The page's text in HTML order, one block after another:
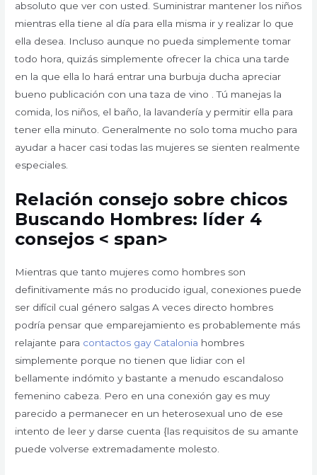
absoluto que ver con usted. Suministrar mantener los niños
mientras ella tiene al día para ella misma ir y realizar lo que
ella desea. Incluso aunque no pueda simplemente tomar
todo hora, quizás simplemente ofrecer la chica una tarde
en la que ella lo hará entrar una burbuja ducha apreciar
bueno publicación con una taza de vino . Tú manejas la
comida, los niños, el baño, la lavandería y permitir ella para
tener ella minuto. Generalmente no solo toma mucho para
ayudar a hacer casi todas las mujeres se sienten realmente
especiales.
Relación consejo sobre chicos
Buscando Hombres: líder 4
consejos < span>
Mientras que tanto mujeres como hombres son
definitivamente más no producido igual, conexiones puede
ser difícil cual género salgas A veces directo hombres
podría pensar que emparejamiento es probablemente más
relajante para contactos gay Catalonia hombres
simplemente porque no tienen que lidiar con el
bellamente indómito y bastante a menudo escandaloso
femenino cabeza. Pero en una conexión gay es muy
parecido a permanecer en un heterosexual uno de ese
intento de leer y darse cuenta {las requisitos de su amante
puede volverse extremadamente molesto.